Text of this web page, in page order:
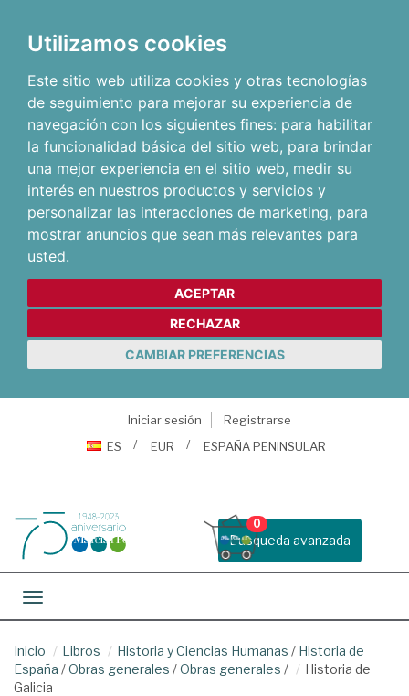
Utilizamos cookies
Este sitio web utiliza cookies y otras tecnologías
de seguimiento para mejorar su experiencia de
navegación con los siguientes fines: para habilitar
la funcionalidad básica del sitio web, para brindar
una mejor experiencia en el sitio web, medir su
interés en nuestros productos y servicios y
personalizar las interacciones de marketing, para
mostrar anuncios que sean más relevantes para
usted.
ACEPTAR
RECHAZAR
CAMBIAR PREFERENCIAS
Iniciar sesión
Registrarse
ES
EUR ESPAÑA PENINSULAR
Busqueda avanzada
0
Toggle navigation
Inicio Libros Historia y Ciencias Humanas / Historia de
España /Obras generales /Obras generales /
Historia de
Galicia